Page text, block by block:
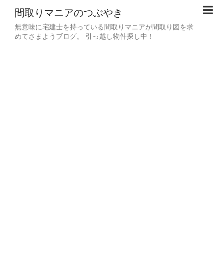
間取りマニアのつぶやき
無意味に宅建士を持っている間取りマニアが間取り図を求
めてさまようブログ。 引っ越し物件探し中！